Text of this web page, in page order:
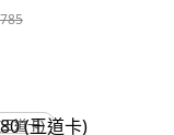
道卡)